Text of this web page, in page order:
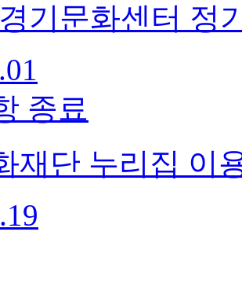
기문화센터 정
종료
재단 누리집 이